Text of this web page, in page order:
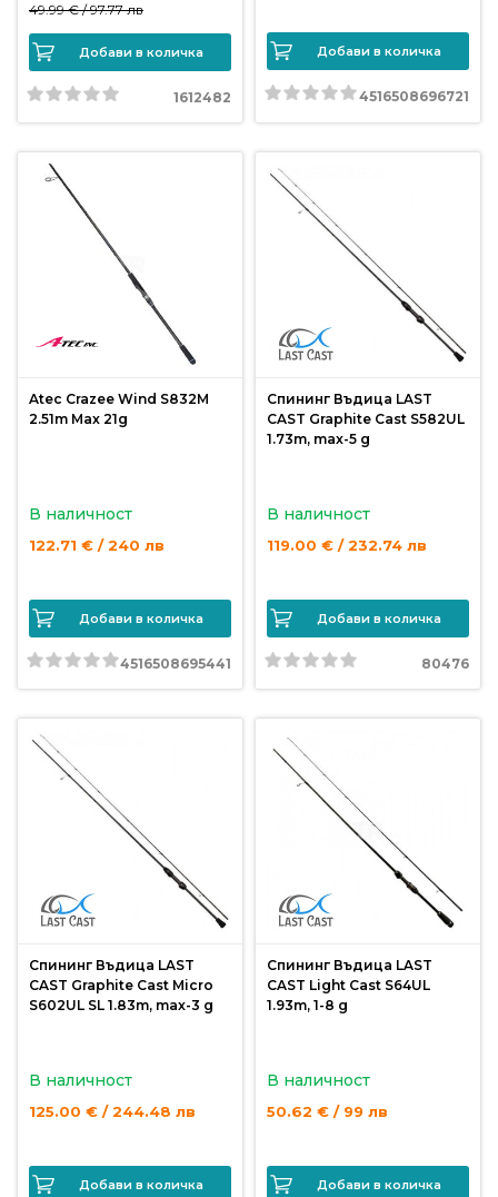
Въдици
Аксесоари
Влакна
за
Лодки
Изкуствени
примамки
Монтажи
Плувки
риболов
риболов
49.99 € /97.77 лв
Добави в количка
1612482
Добави в количка
4516508696721
Atec Crazee Wind S832M
2.51m Max 21g
В наличност
122.71 € / 240 лв
Добави в количка
4516508695441
Спининг Въдица LAST
CAST Graphite Cast S582UL
1.73m, max-5 g
В наличност
119.00 € / 232.74 лв
Добави в количка
80476
Спининг Въдица LAST
CAST Graphite Cast Micro
S602UL SL 1.83m, max-3 g
В наличност
125.00 € / 244.48 лв
Добави в количка
Спининг Въдица LAST
CAST Light Cast S64UL
1.93m, 1-8 g
В наличност
50.62 € / 99 лв
Добави в количка